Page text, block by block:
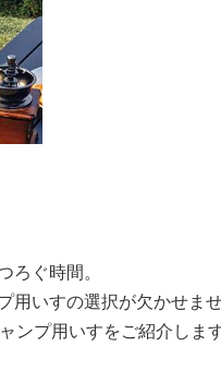
ぐ時間。
用いすの選択が欠かせま
ンプ用いすをご紹介しま